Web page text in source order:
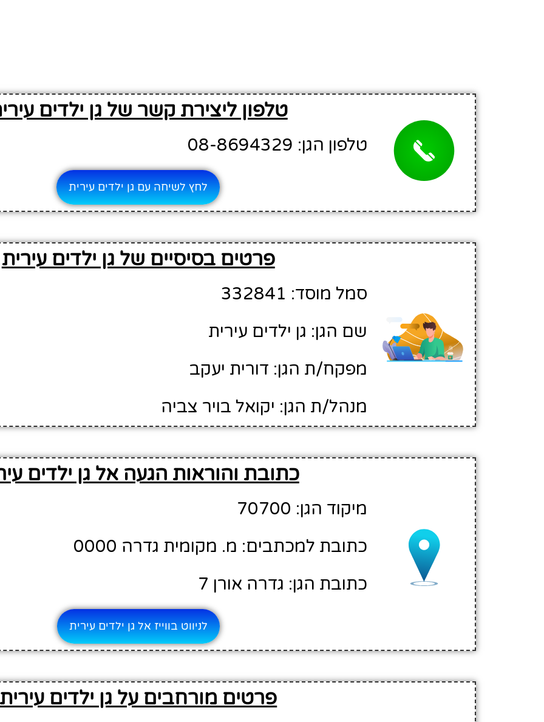
טלפון ליצירת קשר של גן ילדים
טלפון הגן: 08-8694329
לחץ לשיחה עם גן ילדים עירית
פרטים בסיסיים של גן ילדים עירית
סמל מוסד: 332841
שם הגן: גן ילדים עירית
מפקח/ת הגן: דורית יעקב
מנהל/ת הגן: יקואל בויר צביה
כתובת והוראות הגעה אל גן ילדים
מיקוד הגן: 70700
כתובת למכתבים: מ. מקומית גדרה 0000
כתובת הגן: גדרה אורן 7
לניווט בווייז אל גן ילדים עירית
פרטים מורחבים על גן ילדים עירית